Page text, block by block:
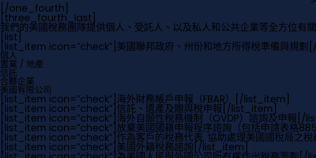
[/one_fourth]
[three_fourth_last]
我們的美國稅務團隊提供個人、受託人、以及私人和公共企業等全方位有
[list]
[list_item icon=”check”] 美國聯邦政府、州份和地方所得稅準備與規劃
個人
置業 / 地產
信託
合夥企業
美國有限公司
[list_item icon=”check”] 海外財務帳戶申報（FBAR） [/list_item]
[list_item icon=”check”]信託、遺產及贈與稅申報 [/list_item]
[list_item icon=”check”]海外自願性稅務機制（OVDP）諮詢及申報 [/
[list_item icon=”check”]放棄美國國籍申報程序諮詢（包括申請表格
[list_item icon=”check”]作為客戶的稅務代表, 協助處理美國國稅局之
[list_item icon=”check”]美國外籍稅務諮詢 [/list_item]